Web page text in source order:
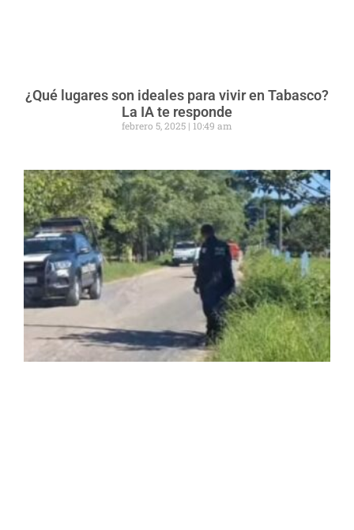
¿Qué lugares son ideales para vivir en Tabasco?
La IA te responde
febrero 5, 2025 10:49 am